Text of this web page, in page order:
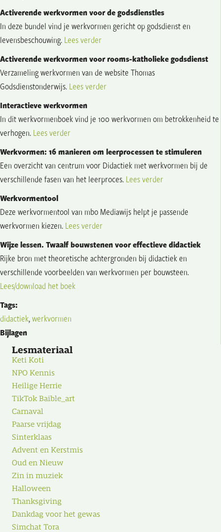
Activerende werkvormen voor de godsdienstles
In deze bundel vind je werkvormen gericht op godsdienst en
levensbeschouwing. Lees verder
Activerende werkvormen voor rooms-katholieke godsdienst
Verzameling werkvormen van de website Thomas
Godsdienstonderwijs. Lees verder
Interactieve werkvormen
In dit werkvormenboek vind je 100 werkvormen om betrokkenheid te
verhogen. Lees verder
Werkvormen: 16 manieren om leerprocessen te stimuleren
Een overzicht van centrum voor Didactiek met werkvormen bij de
verschillende fasen van het leerproces. Lees verder
Werkvormentool
Deze werkvormentool van mbo Mediawijs helpt je passende
werkvormen kiezen. Lees verder
Wijze lessen. Twaalf bouwstenen voor effectieve didactiek
Rijke bron met theoretische achtergronden bij didactiek en
verschillende voorbeelden van werkvormen per bouwsteen.
Lees/download het boek
Tags:
didactiek,werkvormen
Bijlagen
Lesmateriaal
Keti Koti
NPO Kennis
Heilige Herrie
TikTok Baible_art
Carnaval
Paarse vrijdag
Sinterklaas
Advent en Kerstmis
Oud en Nieuw
Zin in muziek
Halloween
Thanksgiving
Dankdag voor het gewas
Simchat Tora